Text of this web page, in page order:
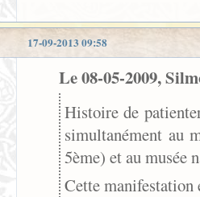
17-09-2013 09:58
Le 08-05-2009,
Histoire de
simultanément au
5ème) et au musée
Cette